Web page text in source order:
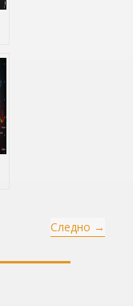
Следно →